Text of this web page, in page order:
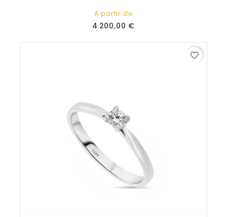
A partir de
Prix
4 200,00 €
favorite_border